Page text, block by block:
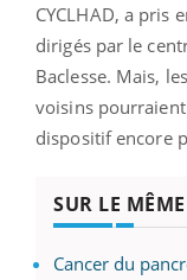
CYCLHAD, a pris
dirigés par le
Baclesse. Mais,
voisins
dispositif encore
SUR LE
Cancer du